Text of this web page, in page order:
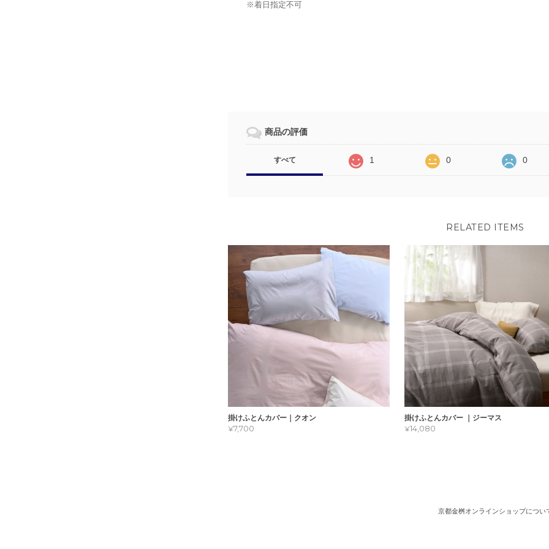
※着日指定不可
商品の評価
すべて 1 0 0
RELATED ITEMS
掛けふとんカバー｜クオン
¥7,700
掛けふとんカバー ｜ジーマス
¥14,080
京都金桝オンラインショップについ